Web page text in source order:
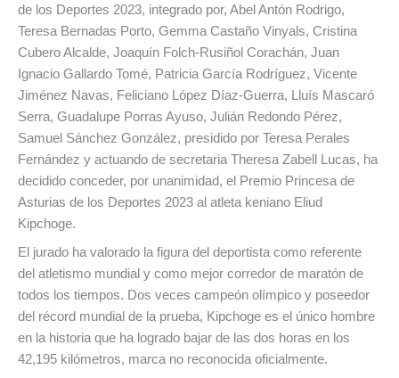
de los Deportes 2023, integrado por, Abel Antón Rodrigo,
Teresa Bernadas Porto, Gemma Castaño Vinyals, Cristina
Cubero Alcalde, Joaquín Folch-Rusiñol Corachán, Juan
Ignacio Gallardo Tomé, Patricia García Rodríguez, Vicente
Jiménez Navas, Feliciano López Díaz-Guerra, Lluís Mascaró
Serra, Guadalupe Porras Ayuso, Julián Redondo Pérez,
Samuel Sánchez González, presidido por Teresa Perales
Fernández y actuando de secretaria Theresa Zabell Lucas, ha
decidido conceder, por unanimidad, el Premio Princesa de
Asturias de los Deportes 2023 al atleta keniano Eliud
Kipchoge.
El jurado ha valorado la figura del deportista como referente
del atletismo mundial y como mejor corredor de maratón de
todos los tiempos. Dos veces campeón olímpico y poseedor
del récord mundial de la prueba, Kipchoge es el único hombre
en la historia que ha logrado bajar de las dos horas en los
42,195 kilómetros, marca no reconocida oficialmente.